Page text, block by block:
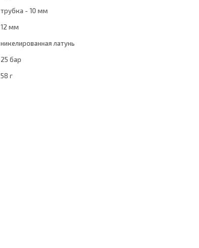
трубка - 10 мм
12 мм
никелированная латунь
25 бар
58 г